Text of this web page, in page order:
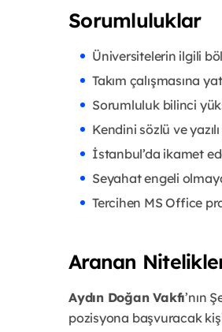
Sorumluluklar
Üniversitelerin ilgili
Takım çalışmasına
Sorumluluk bilinci
Kendini sözlü ve
İstanbul’da ikamet
Seyahat engeli
Tercihen MS Office
Aranan
Aydın Doğan Vakfı’nın
pozisyona başvuracak